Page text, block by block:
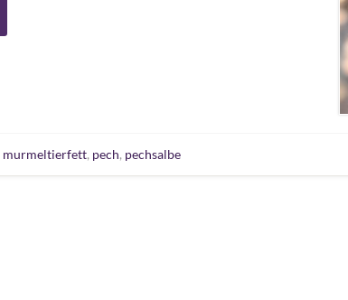
murmeltierfett, pech, pechsalbe